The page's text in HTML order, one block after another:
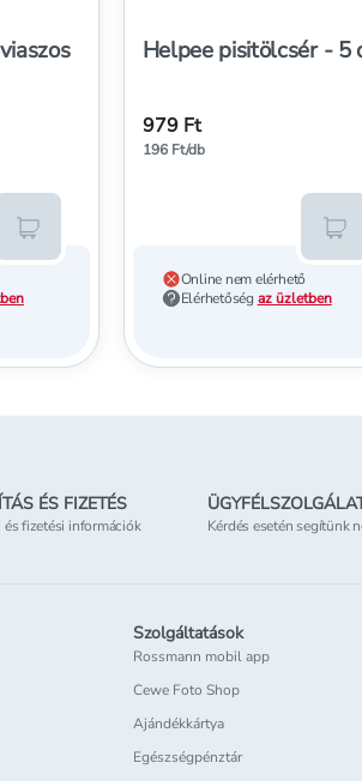
Kosárba teszem
Helpee pisitölcsér - 5
979 Ft
196 Ft/db
Online nem elérhető
Elérhetőség az üzletben
ÉS FIZETÉS
és fizetési információk Kérdés esetén segítünk
Szolgáltatások
Rossmann mobil app
Cewe Foto Shop
Ajándékkártya
Egészségpénztár